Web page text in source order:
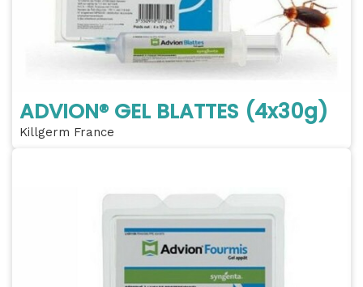
ADVION® GEL BLATTES (4x30g)
Killgerm France